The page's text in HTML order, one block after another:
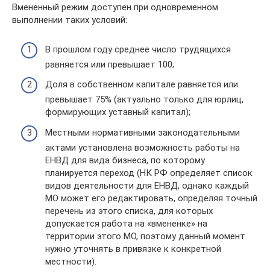
Вмененный режим доступен при одновременном
выполнении таких условий:
В прошлом году среднее число трудящихся
равняется или превышает 100;
Доля в собственном капитале равняется или
превышает 75% (актуально только для юрлиц,
формирующих уставный капитал);
Местными нормативными законодательными
актами установлена возможность работы на
ЕНВД для вида бизнеса, по которому
планируется переход (НК РФ определяет список
видов деятельности для ЕНВД, однако каждый
МО может его редактировать, определяя точный
перечень из этого списка, для которых
допускается работа на «вмененке» на
территории этого МО, поэтому данный момент
нужно уточнять в привязке к конкретной
местности).